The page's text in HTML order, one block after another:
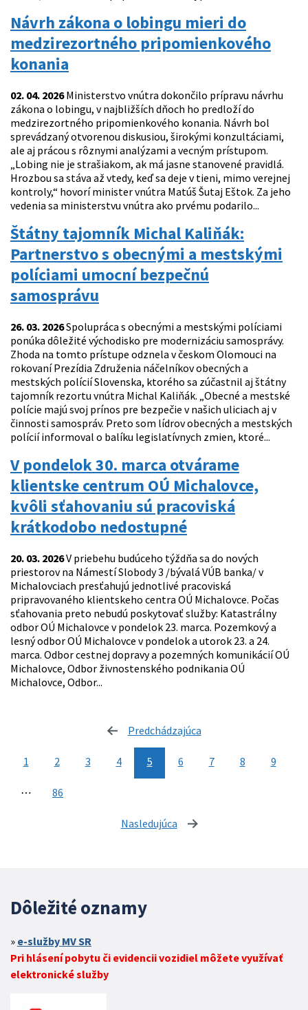
Návrh zákona o lobingu mieri do
medzirezortného pripomienkového
konania
02. 04. 2026Ministerstvo vnútra dokončilo prípravu návrhu
zákona o lobingu, v najbližších dňoch ho predloží do
medzirezortného pripomienkového konania. Návrh bol
sprevádzaný otvorenou diskusiou, širokými konzultáciami,
ale aj prácou s rôznymi analýzami a vecným prístupom.
„Lobing nie je strašiakom, ak má jasne stanovené pravidlá.
Hrozbou sa stáva až vtedy, keď sa deje v tieni, mimo verejnej
kontroly,“ hovorí minister vnútra Matúš Šutaj Eštok. Za jeho
vedenia sa ministerstvu vnútra ako prvému podarilo...
Štátny tajomník Michal Kaliňák:
Partnerstvo s obecnými a mestskými
políciami umocní bezpečnú
samosprávu
26. 03. 2026Spolupráca s obecnými a mestskými políciami
ponúka dôležité východisko pre modernizáciu samosprávy.
Zhoda na tomto prístupe odznela v českom Olomouci na
rokovaní Prezídia Združenia náčelníkov obecných a
mestských polícií Slovenska, ktorého sa zúčastnil aj štátny
tajomník rezortu vnútra Michal Kaliňák. „Obecné a mestské
polície majú svoj prínos pre bezpečie v našich uliciach aj v
činnosti samospráv. Preto som lídrov obecných a mestských
polícií informoval o balíku legislatívnych zmien, ktoré...
V pondelok 30. marca otvárame
klientske centrum OÚ Michalovce,
kvôli sťahovaniu sú pracoviská
krátkodobo nedostupné
20. 03. 2026V priebehu budúceho týždňa sa do nových
priestorov na Námestí Slobody 3 /bývalá VÚB banka/ v
Michalovciach presťahujú jednotlivé pracoviská
pripravovaného klientskeho centra OÚ Michalovce. Počas
sťahovania preto nebudú poskytovať služby: Katastrálny
odbor OÚ Michalovce v pondelok 23. marca. Pozemkový a
lesný odbor OÚ Michalovce v pondelok a utorok 23. a 24.
marca. Odbor cestnej dopravy a pozemných komunikácií OÚ
Michalovce, Odbor živnostenského podnikania OÚ
Michalovce, Odbor...
Predchádzajúca
1 2 3 4 5 6 7 8 9
⋯ 86
Nasledujúca stránka
Dôležité oznamy
e-služby MV SR
Pri hlásení pobytu či evidencii vozidiel môžete využívať
elektronické služby